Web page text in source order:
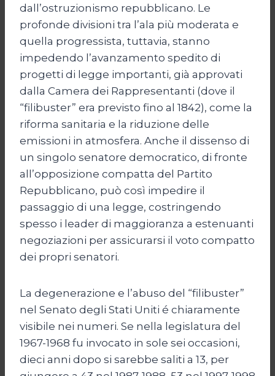
dall’ostruzionismo repubblicano. Le
profonde divisioni tra l’ala più moderata e
quella progressista, tuttavia, stanno
impedendo l’avanzamento spedito di
progetti di legge importanti, già approvati
dalla Camera dei Rappresentanti (dove il
“filibuster” era previsto fino al 1842), come la
riforma sanitaria e la riduzione delle
emissioni in atmosfera. Anche il dissenso di
un singolo senatore democratico, di fronte
all’opposizione compatta del Partito
Repubblicano, può così impedire il
passaggio di una legge, costringendo
spesso i leader di maggioranza a estenuanti
negoziazioni per assicurarsi il voto compatto
dei propri senatori.
La degenerazione e l’abuso del “filibuster”
nel Senato degli Stati Uniti é chiaramente
visibile nei numeri. Se nella legislatura del
1967-1968 fu invocato in sole sei occasioni,
dieci anni dopo si sarebbe saliti a 13, per